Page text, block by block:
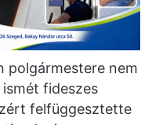
polgármestere nem
fideszes
felfüggesztette